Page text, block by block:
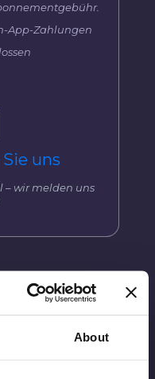
About
App-Zahlungen
uns
– wir melden uns